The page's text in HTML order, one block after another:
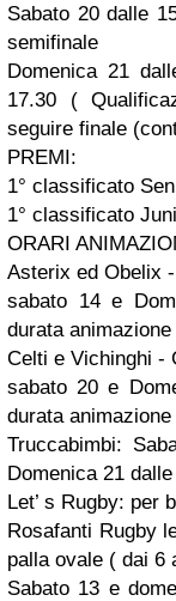
Sabato 20 dalle
semifinale
Domenica 21
17.30 (
seguire finale
PREMI:
1° classificato
1° classificato
ORARI
Asterix ed Obelix
sabato 14 e
durata
Celti e Vichinghi -
sabato 20 e
durata
Truccabimbi:
Domenica 21
Let’ s Rugby: per
Rosafanti Rugby
palla ovale ( dai 6
Sabato 13 e